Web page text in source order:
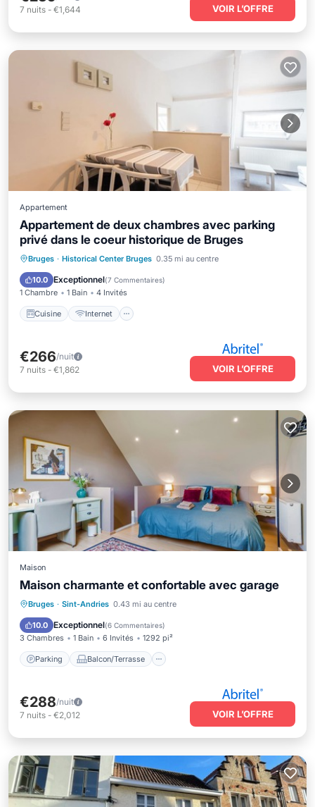
7 nuits - €1,644 VOIR L’OFFRE
Appartement
Appartement de deux chambres avec parking
privé dans le coeur historique de Bruges
Bruges · Historical Center Bruges 0.35 mi au centre
10.0 Exceptionnel(7 Commentaires)
1 Chambre 1 Bain 4 Invités
Cuisine Internet
Cuisine Internet
Adapté aux enfants
TV
€266/nuit
7 nuits - €1,862 VOIR L’OFFRE
Maison
Maison charmante et confortable avec garage
Bruges · Sint-Andries 0.43 mi au centre
10.0 Exceptionnel(6 Commentaires)
3 Chambres 1 Bain 6 Invités 1292 pi²
Parking Balcon/Terrasse
Parking Balcon/Terrasse
Internet
€288/nuit
7 nuits - €2,012 VOIR L’OFFRE